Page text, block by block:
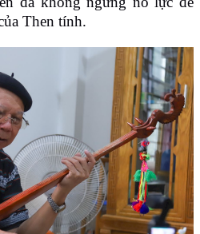
Then tính.